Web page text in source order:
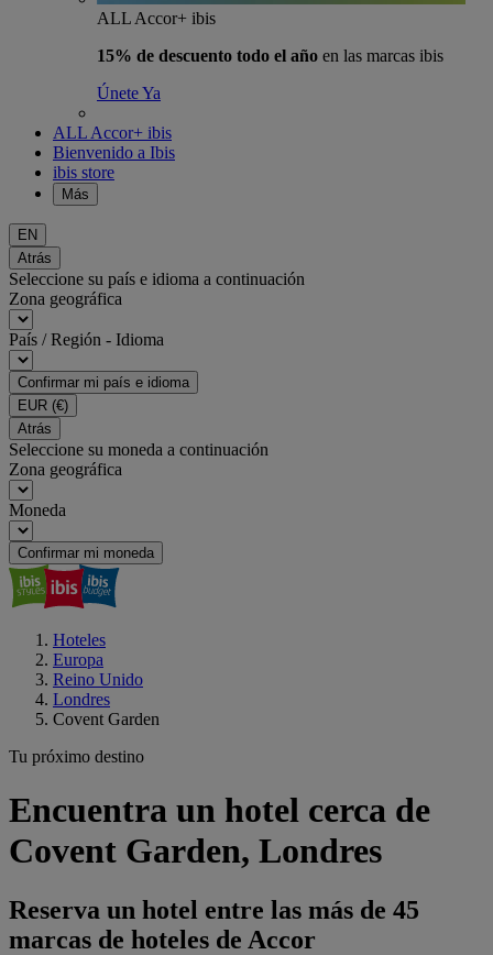
ALL Accor+ ibis
15% de descuento todo el año en las marcas ibis
Únete Ya
ALL Accor+ ibis
Bienvenido a Ibis
ibis store
Más
EN
Atrás
Seleccione su país e idioma a continuación
Zona geográfica
País / Región - Idioma
Confirmar mi país e idioma
EUR (€)
Atrás
Seleccione su moneda a continuación
Zona geográfica
Moneda
Confirmar mi moneda
Hoteles
Europa
Reino Unido
Londres
Covent Garden
Tu próximo destino
Encuentra un hotel cerca de
Covent Garden, Londres
Reserva un hotel entre las más de 45
marcas de hoteles de Accor